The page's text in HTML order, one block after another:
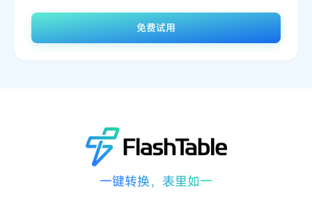
免费试用
一键转换，表里如一